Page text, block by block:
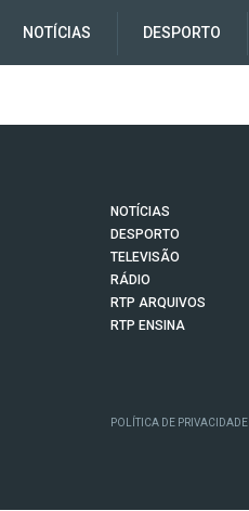
NOTÍCIAS DESPORTO
NOTÍCIAS
DESPORTO
TELEVISÃO
RÁDIO
RTP ARQUIVOS
RTP ENSINA
POLÍTICA DE PRIVACIDADE